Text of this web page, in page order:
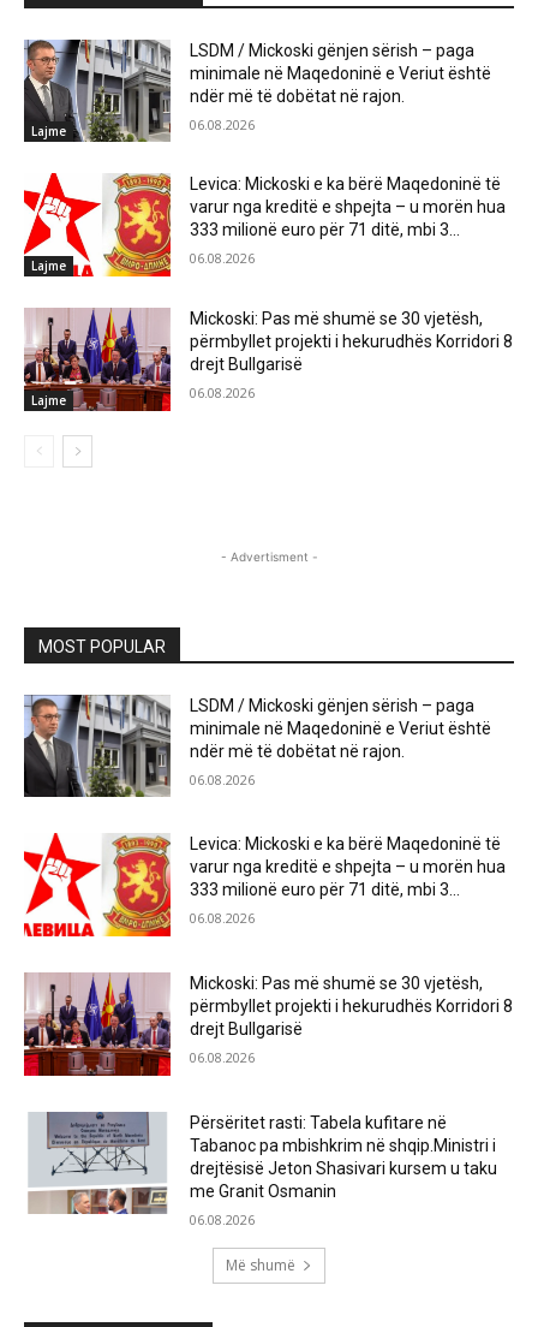
Lajme
LSDM / Mickoski gënjen sërish – paga
minimale në Maqedoninë e Veriut është
ndër më të dobëtat në rajon.
06.08.2026
Lajme
Levica: Mickoski e ka bërë Maqedoninë të
varur nga kreditë e shpejta – u morën hua
333 milionë euro për 71 ditë, mbi 3...
06.08.2026
Lajme
Mickoski: Pas më shumë se 30 vjetësh,
përmbyllet projekti i hekurudhës Korridori 8
drejt Bullgarisë
06.08.2026
- Advertisment -
MOST POPULAR
LSDM / Mickoski gënjen sërish – paga
minimale në Maqedoninë e Veriut është
ndër më të dobëtat në rajon.
06.08.2026
Levica: Mickoski e ka bërë Maqedoninë të
varur nga kreditë e shpejta – u morën hua
333 milionë euro për 71 ditë, mbi 3...
06.08.2026
Mickoski: Pas më shumë se 30 vjetësh,
përmbyllet projekti i hekurudhës Korridori 8
drejt Bullgarisë
06.08.2026
Përsëritet rasti: Tabela kufitare në
Tabanoc pa mbishkrim në shqip.Ministri i
drejtësisë Jeton Shasivari kursem u taku
me Granit Osmanin
06.08.2026
Më shumë